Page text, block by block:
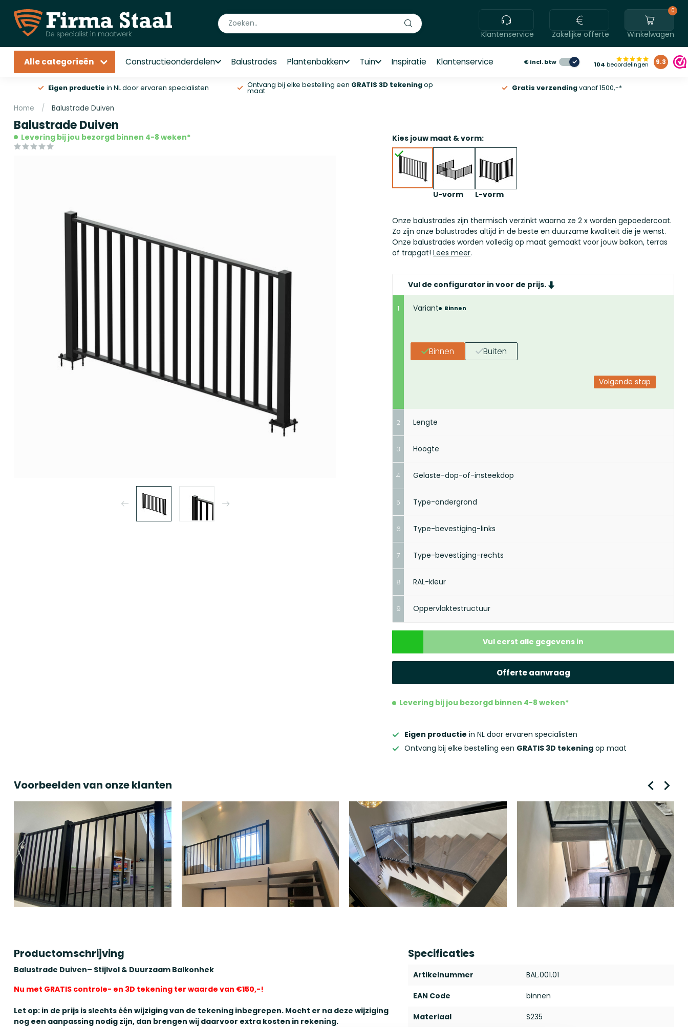
Klantenservice Zakelijke offerte
0
Winkelwagen
Alle categorieën Constructieonderdelen Balustrades Plantenbakken Tuin Inspiratie Klantenservice €Incl. btw 104 beoordelingen 9.3
Eigen productie in NL door ervaren specialisten Ontvang bij elke bestelling een GRATIS 3D tekeningop
maat Gratis verzendingvanaf 1500,-*
Home / Balustrade Duiven
Balustrade Duiven
Levering bij jou bezorgd binnen 4-8 weken* Kies jouw maat & vorm:
U-vorm L-vorm
Onze balustrades zijn thermisch verzinkt waarna ze 2 x worden gepoedercoat.
Zo zijn onze balustrades altijd in de beste en duurzame kwaliteit die je wenst.
Onze balustrades worden volledig op maat gemaakt voor jouw balkon, terras
of trapgat!Lees meer.
Vul de configurator in voor de prijs.
1 Variant Binnen
Binnen Buiten
Volgende stap
2 Lengte
Volgende stap
3 Hoogte
Volgende stap
4 Gelaste-dop-of-insteekdop
Maak je keuze
5 Type-ondergrond
Maak je keuze
6 Type-bevestiging-links
Maak je keuze
7 Type-bevestiging-rechts
Maak je keuze
8 RAL-kleur
9 Oppervlaktestructuur
Vul eerst alle gegevens in
Offerte aanvraag
Levering bij jou bezorgd binnen 4-8 weken*
Eigen productie in NL door ervaren specialisten
Ontvang bij elke bestelling een GRATIS 3D tekening op maat
Voorbeelden van onze klanten
Productomschrijving
Balustrade Duiven– Stijlvol & Duurzaam Balkonhek
Nu met GRATIS controle- en 3D tekening ter waarde van €150,-!
Let op: in de prijs is slechts één wijziging van de tekening inbegrepen. Mocht er na deze wijziging
nog een aanpassing nodig zijn, dan brengen wij daarvoor extra kosten in rekening.
Specificaties
Artikelnummer BAL.001.01
EAN Code binnen
Materiaal S235